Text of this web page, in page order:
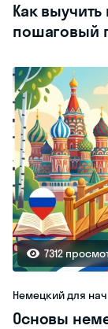
Как
пошаговый
7312
Немецкий для
Основы